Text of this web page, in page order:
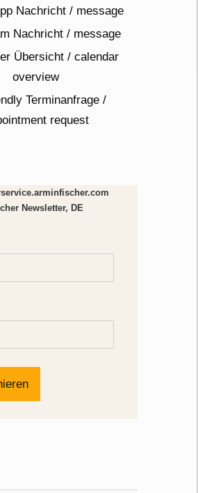
Newsletter, DE